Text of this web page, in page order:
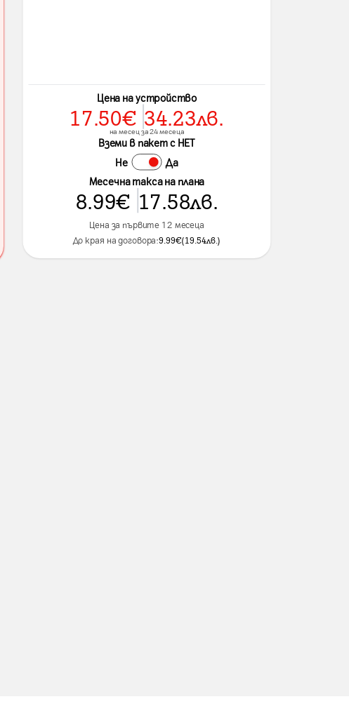
Цена на устройство
17.50€ 34.23лв.
на месец за 24 месеца
Вземи в пакет с НЕТ
Не Да
Месечна такса на плана
8.99€ 17.58лв.
Цена за първите 12 месеца
До края на договора:9.99€(19.54лв.)